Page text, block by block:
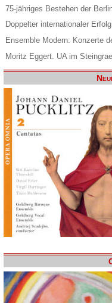
75-jähriges Bestehen der
Doppelter internationaler
Ensemble Modern: Konzerte
Moritz Eggert. UA im